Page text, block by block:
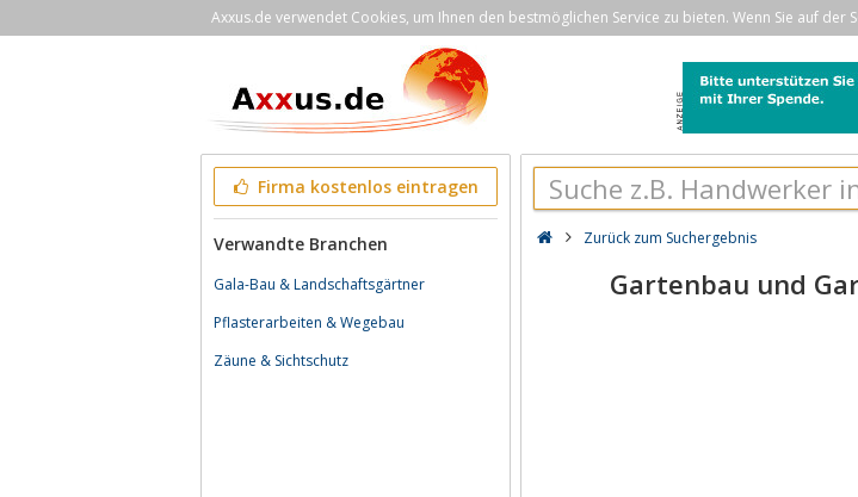
Axxus.de verwendet Cookies, um Ihnen den bestmöglichen Service zu bieten. Wenn Sie auf der
Firma kostenlos eintragen
Verwandte Branchen
Gala-Bau & Landschaftsgärtner
Pflasterarbeiten & Wegebau
Zäune & Sichtschutz
Zurück zum Suchergebnis
Gartenbau und